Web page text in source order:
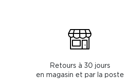
Retours à 30 jours
en magasin et par la poste